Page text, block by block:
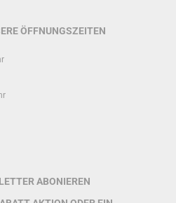
ÖFFNUNGSZEITEN
ABONIEREN